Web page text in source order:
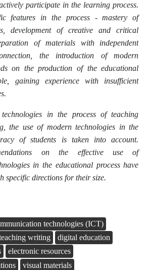
participate in the learning process.
features in the process - mastery of
development of creative and critical
of materials with independent
the introduction of modern
on the production of the educational
gaining experience with insufficient
in the process of teaching
the use of modern technologies in the
of students is taken into account.
on the effective use of
in the educational process have
specific directions for their size.
technologies (ICT)
writing
digital education
electronic resources
visual materials